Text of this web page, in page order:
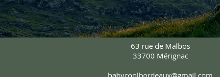
63 rue de Malbos
33700 Mérignac
babycoolbordeaux@gmail.com